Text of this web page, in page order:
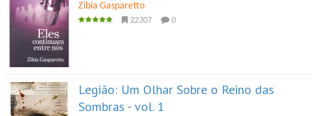
Zibia Gasparetto
22307 0
Legião: Um Olhar Sobre o Reino das
Sombras - vol. 1